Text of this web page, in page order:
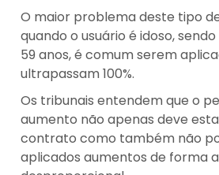
O maior problema deste tipo
quando o usuário é idoso,
59 anos, é comum serem
ultrapassam 100%.
Os tribunais entendem que o
aumento não apenas deve
contrato como também não
aplicados aumentos de forma